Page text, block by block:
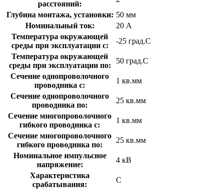
расстояний:
Глубина монтажа, установки: 50 мм
Номинальный ток:
20 А
Температура окружающей
среды при эксплуатации с:
-25 град.C
Температура окружающей
cреды при эксплуатации по:
50 град.C
Сечение однопроволочного
проводника с:
1 кв.мм
Сечение однопроволочного
проводника по:
25 кв.мм
Сечение многопроволочного
гибкого проводника с:
1 кв.мм
Сечение многопроволочного
гибкого проводника по:
25 кв.мм
Номинальное импульсное
напряжение:
4 кВ
Характеристика
срабатывания:
C